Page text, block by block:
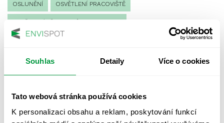
Souhlas Detaily Více o cookies
Tato webová stránka používá cookies
K personalizaci obsahu a reklam, poskytování funkcí
OSLUNĚNÍ OSVĚTLENÍ PRACOVIŠTĚ
OSVĚTLENÍ SPORTOVIŠŤ
PROTIPANICKÉ OSVĚTLENÍ
PROVOZNÍ DENÍK NOUZOVÉHO OSVĚTLENÍ
REVIZE NOUZOVÉHO OSVĚTLENÍ ŘÍZENÍ
UMĚLÉ OSVĚTLENÍ VEŘEJNÉ OSVĚTLENÍ